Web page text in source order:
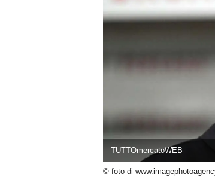
TUTTOmercatoWEB
© foto di